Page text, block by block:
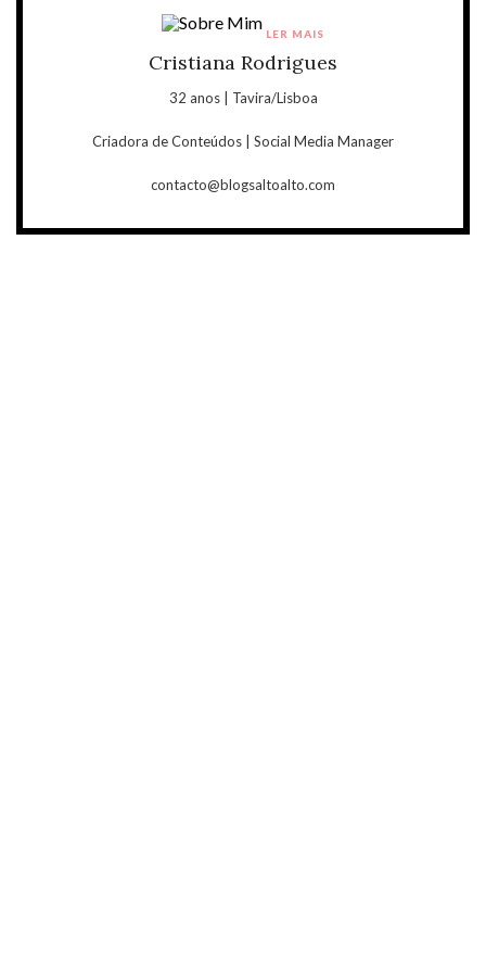
Cristiana Rodrigues
32 anos | Tavira/Lisboa
Criadora de Conteúdos | Social Media Manager
contacto@blogsaltoalto.com
LER MAIS